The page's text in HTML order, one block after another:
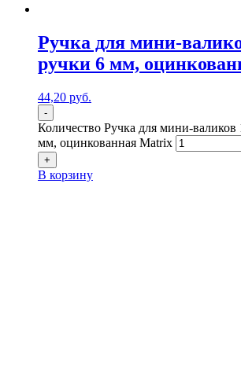
Ручка для мини-
ручки 6 мм,
44,20 руб.
-
Количество Ручка для мини-
мм, оцинкованная Matrix
+
В корзину